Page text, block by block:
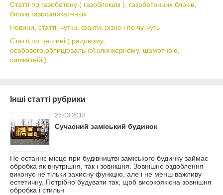
Статті по газобетону ( газоблокам ), газобетонних блоків,
блоків газосиликатнных
Новини, статті, чутки, факти, різне і по чу-чуть
Статті по цеглині ( рядовому,
особового,облицювальної,клинкерному, шамотною,
силікатній,)
Інші статті рубрики
25.03.2018
Сучасний заміський будинок
Не останнє місце при будівництві заміського будинку займає
обробка як внутрішня, так і зовнішня. Зовнішнє оздоблення
виконує не тільки захисну функцію, але і не менш важливу
естетичну. Потрібно будувати так, щоб високоякісна зовнішня
обробка і стильн